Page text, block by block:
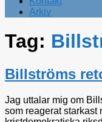
Arkiv
Tag:
Billströms
Jag uttalar mig om
som reagerat starkast